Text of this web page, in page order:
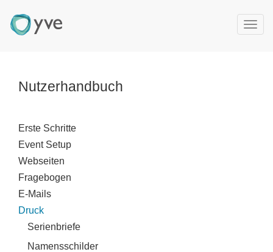
T
Nutzerhandbuch
Erste Schritte
Event Setup
Webseiten
Fragebogen
E-Mails
Druck
Serienbriefe
Namensschilder